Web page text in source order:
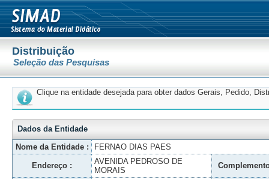
Distribuição
Seleção das Pesquisas
Clique na entidade desejada para obter dados Gerais, Pedido,
Dados da Entidade
Nome da Entidade :
FERNAO DIAS PAES
Endereço :
AVENIDA PEDROSO DE
MORAIS